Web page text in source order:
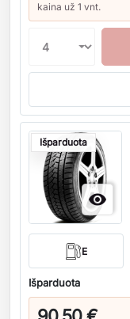
kaina už 1 vnt.
Išparduota

E
Išparduota
Kiekis